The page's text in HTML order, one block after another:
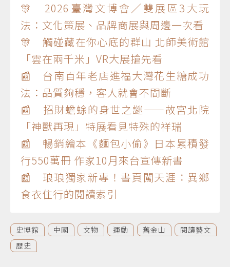
🎊 2026臺灣文博會／雙展區3大玩
法：文化策展、品牌商展與周邊一次看
🎊 觸碰藏在你心底的群山 北師美術館
「雲在兩千米」VR大展搶先看
📰 台南百年老店進福大灣花生糖成功
法：品質夠穩，客人就會不間斷
📰 招財蟾蜍的身世之謎——故宮北院
「神獸再現」特展看見特殊的祥瑞
📰 暢銷繪本《麵包小偷》日本累積發
行550萬冊 作家10月來台宣傳新書
📰 琅琅獨家新專！書頁闖天涯：異鄉
食衣住行的閱讀索引
史博館 中國 文物 運動 舊金山
閱讀藝文
歷史